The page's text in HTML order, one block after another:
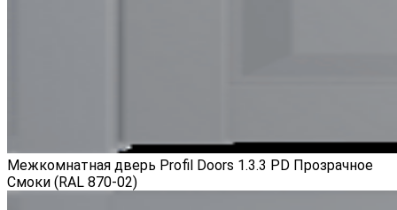
Межкомнатная дверь Profil Doors 1.3.3 PD Прозрачное
Смоки (RAL 870-02)